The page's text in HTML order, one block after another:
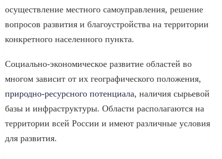
осуществление местного самоуправления, решение
вопросов развития и благоустройства на территории
конкретного населенного пункта.
Социально-экономическое развитие областей во
многом зависит от их географического положения,
природно-ресурсного потенциала, наличия сырьевой
базы и инфраструктуры. Области располагаются на
территории всей России и имеют различные условия
для развития.